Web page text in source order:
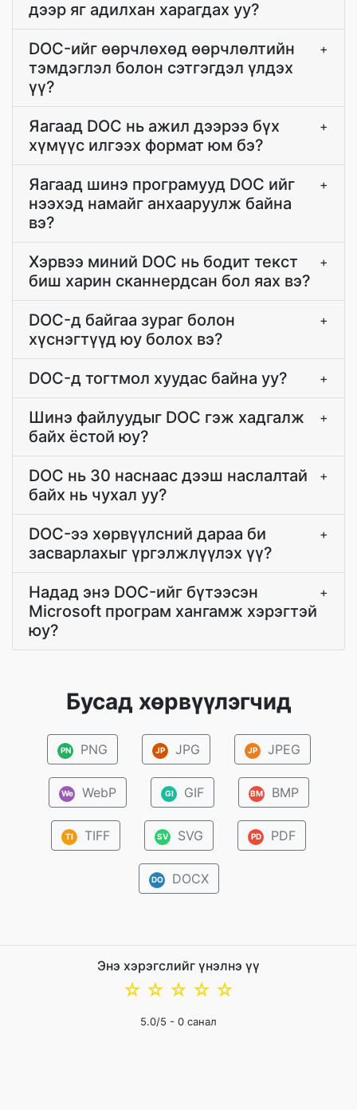
дээр яг адилхан харагдах уу?
DOC-ийг өөрчлөхөд өөрчлөлтийн
тэмдэглэл болон сэтгэгдэл үлдэх
үү?
+
Яагаад DOC нь ажил дээрээ бүх
хүмүүс илгээх формат юм бэ?
+
Яагаад шинэ програмууд DOC ийг
нээхэд намайг анхааруулж байна
вэ?
+
Хэрвээ миний DOC нь бодит текст
биш харин сканнердсан бол яах вэ?
+
DOC-д байгаа зураг болон
хүснэгтүүд юу болох вэ?
+
DOC-д тогтмол хуудас байна уу? +
Шинэ файлуудыг DOC гэж хадгалж
байх ёстой юу?
+
DOC нь 30 наснаас дээш наслалтай
байх нь чухал уу?
+
DOC-ээ хөрвүүлсний дараа би
засварлахыг үргэлжлүүлэх үү?
+
Надад энэ DOC-ийг бүтээсэн
Microsoft програм хангамж хэрэгтэй
юу?
+
Бусад хөрвүүлэгчид
PN PNG JP JPG JP JPEG
We WebP GI GIF BM BMP
TI TIFF SV SVG PD PDF
DO DOCX
Энэ хэрэгслийг үнэлнэ үү
☆
☆
☆
☆
☆
5.0/5 - 0 санал